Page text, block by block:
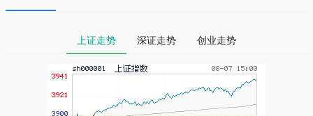
上证走势 深证走势 创业走势